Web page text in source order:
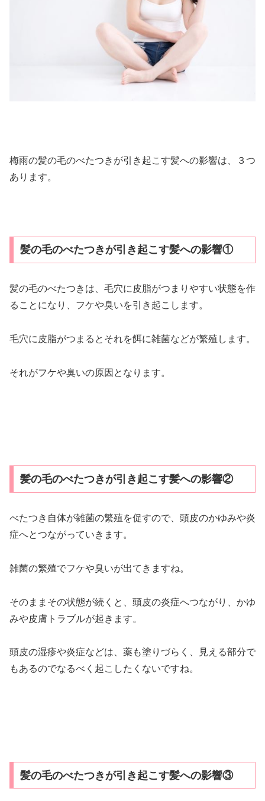
梅雨の髪の毛のべたつきが引き起こす髪への影響は、３つ
あります。
髪の毛のべたつきが引き起こす髪への影響①
髪の毛のべたつきは、毛穴に皮脂がつまりやすい状態を作
ることになり、フケや臭いを引き起こします。
毛穴に皮脂がつまるとそれを餌に雑菌などが繁殖します。
それがフケや臭いの原因となります。
髪の毛のべたつきが引き起こす髪への影響②
べたつき自体が雑菌の繁殖を促すので、頭皮のかゆみや炎
症へとつながっていきます。
雑菌の繁殖でフケや臭いが出てきますね。
そのままその状態が続くと、頭皮の炎症へつながり、かゆ
みや皮膚トラブルが起きます。
頭皮の湿疹や炎症などは、薬も塗りづらく、見える部分で
もあるのでなるべく起こしたくないですね。
髪の毛のべたつきが引き起こす髪への影響③